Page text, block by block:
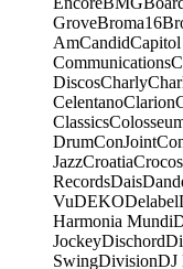
GroveBroma16
AmCandid
Communications
DiscosCharly
CelentanoClarion
Classics
DrumConJoint
JazzCroatiaCrocos
RecordsDais
VuDEKODelabel
Harmonia Mundi
JockeyDischord
SwingDivision